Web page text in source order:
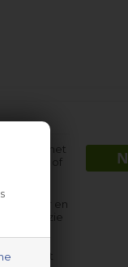
voor het
kleur of
moer en
- zie
na het